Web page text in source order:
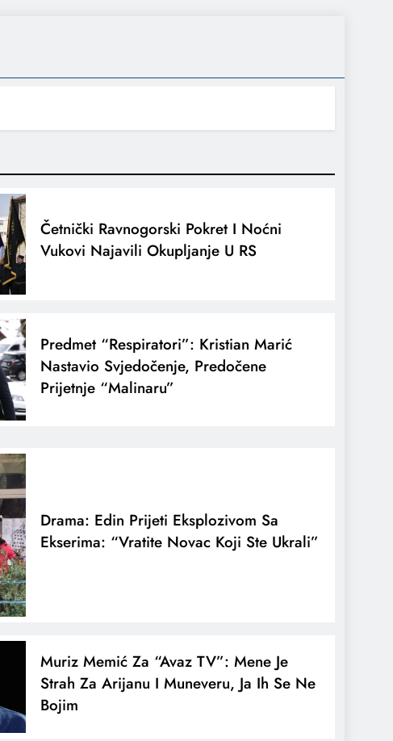
Četnički Ravnogorski Pokret I Noćni
Vukovi Najavili Okupljanje U RS
Predmet “Respiratori”: Kristian Marić
Nastavio Svjedočenje, Predočene
Prijetnje “malinaru”
Drama: Edin Prijeti Eksplozivom Sa
Ekserima: “Vratite Novac Koji Ste Ukrali”
Muriz Memić Za “Avaz TV”: Mene Je
Strah Za Arijanu I Muneveru, Ja Ih Se Ne
Bojim